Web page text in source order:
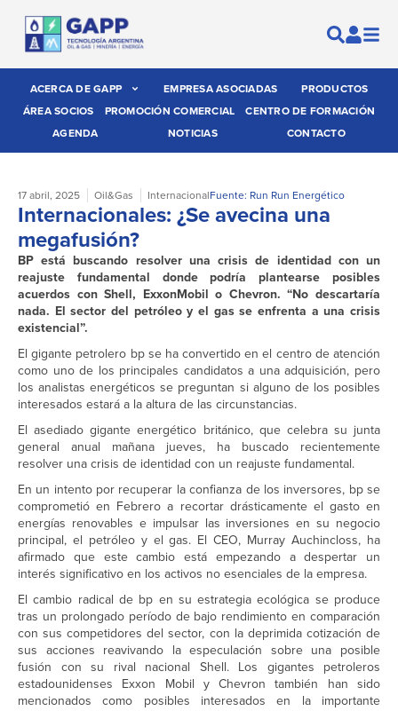
ACERCA DE GAPP EMPRESA ASOCIADAS
PRODUCTOS
ÁREA SOCIOS
PROMOCIÓN COMERCIAL
CENTRO DE FORMACIÓN
AGENDA
NOTICIAS CONTACTO
17 abril, 2025 Oil&Gas InternacionalFuente: Run Run Energético
Internacionales: ¿Se avecina una
megafusión?
BP está buscando resolver una crisis de identidad con un
reajuste fundamental donde podría plantearse posibles
acuerdos con Shell, ExxonMobil o Chevron. “No descartaría
nada. El sector del petróleo y el gas se enfrenta a una crisis
existencial”.
El gigante petrolero bp se ha convertido en el centro de atención
como uno de los principales candidatos a una adquisición, pero
los analistas energéticos se preguntan si alguno de los posibles
interesados ​​estará a la altura de las circunstancias.
El asediado gigante energético británico, que celebra su junta
general anual mañana jueves, ha buscado recientemente
resolver una crisis de identidad con un reajuste fundamental.
En un intento por recuperar la confianza de los inversores, bp se
comprometió en Febrero a recortar drásticamente el gasto en
energías renovables e impulsar las inversiones en su negocio
principal, el petróleo y el gas. El CEO, Murray Auchincloss, ha
afirmado que este cambio está empezando a despertar un
interés significativo en los activos no esenciales de la empresa.
El cambio radical de bp en su estrategia ecológica se produce
tras un prolongado período de bajo rendimiento en comparación
con sus competidores del sector, con la deprimida cotización de
sus acciones reavivando la especulación sobre una posible
fusión con su rival nacional Shell. Los gigantes petroleros
estadounidenses Exxon Mobil y Chevron también han sido
mencionados como posibles interesados ​​en la importante